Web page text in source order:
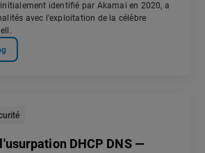
identifié par Akamai en 2020, a
avec l'exploitation de la célèbre
DHCP DNS —